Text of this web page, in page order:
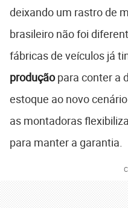
deixando um rastro de
brasileiro não foi
fábricas de veículos já
produçãopara conter a
estoque ao novo
as montadoras
para manter a garantia.